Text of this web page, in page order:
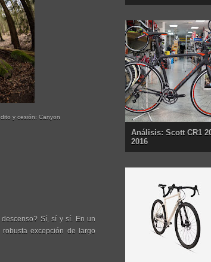
y cesión: Canyon
Sí, sí y sí. En un
excepción de largo
Análisis: Scott CR1
2016